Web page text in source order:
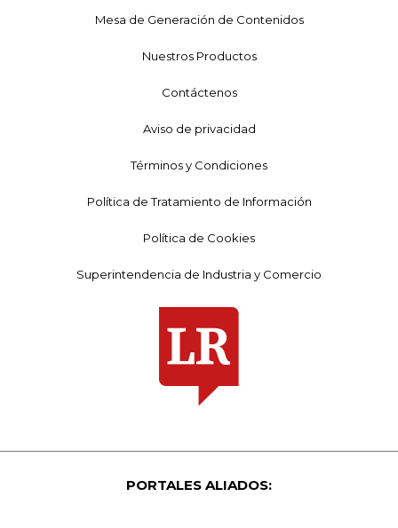
Mesa de Generación de Contenidos
Nuestros Productos
Contáctenos
Aviso de privacidad
Términos y Condiciones
Política de Tratamiento de Información
Política de Cookies
Superintendencia de Industria y Comercio
PORTALES ALIADOS: